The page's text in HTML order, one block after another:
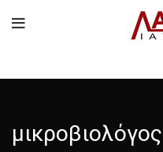
μικροβιολόγος